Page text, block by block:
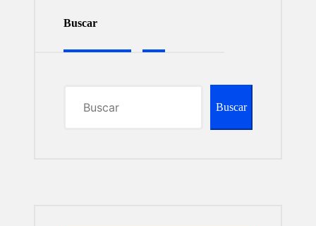
Buscar
Buscar